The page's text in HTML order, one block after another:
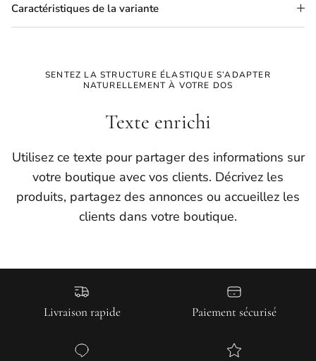
Caractéristiques de la variante
SENTEZ LA STRUCTURE ÉLASTIQUE S’ADAPTER
NATURELLEMENT À VOTRE DOS
Texte enrichi
Utilisez ce texte pour partager des informations sur
votre boutique avec vos clients. Décrivez les
produits, partagez des annonces ou accueillez les
clients dans votre boutique.
Livraison rapide Paiement sécurisé